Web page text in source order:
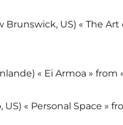
Brunswick, US) « The Art
« Ei Armoa » from
US) « Personal Space »